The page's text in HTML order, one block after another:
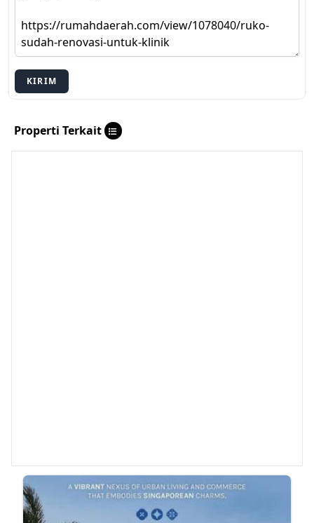
KIRIM
Properti Terkait